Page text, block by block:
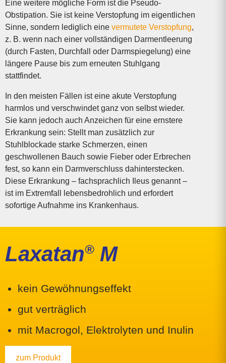
Eine weitere mögliche Form ist die Pseudo-
Obstipation. Sie ist keine Verstopfung im eigentlichen
Sinne, sondern lediglich eine vermutete Verstopfung,
z. B. wenn nach einer vollständigen Darmentleerung
(durch Fasten, Durchfall oder Darmspiegelung) eine
längere Pause bis zum erneuten Stuhlgang
stattfindet.
In den meisten Fällen ist eine akute Verstopfung
harmlos und verschwindet ganz von selbst wieder.
Sie kann jedoch auch Anzeichen für eine ernstere
Erkrankung sein: Stellt man zusätzlich zur
Stuhlblockade starke Schmerzen, einen
geschwollenen Bauch sowie Fieber oder Erbrechen
fest, so kann ein Darmverschluss dahinterstecken.
Diese Erkrankung – fachsprachlich Ileus genannt –
ist im Extremfall lebensbedrohlich und erfordert
sofortige Aufnahme ins Krankenhaus.
Laxatan®M
kein Gewöhnungs­effekt
gut verträglich
mit Macrogol, Elektro­lyten und Inulin
zum Produkt